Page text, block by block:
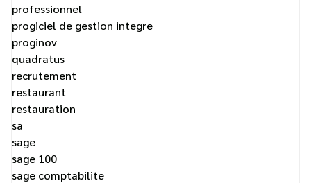
professionnel
progiciel de gestion integre
proginov
quadratus
recrutement
restaurant
restauration
sa
sage
sage 100
sage comptabilite